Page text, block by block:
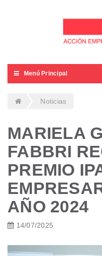
Menú Principal
Noticias
MARIELA
FABBRI
PREMIO
AÑO 2024
14/07/2025